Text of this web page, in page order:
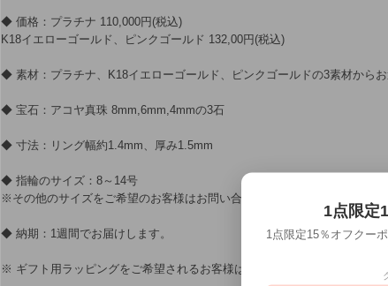
◆ 価格：プラチナ 110,000円(税込)
K18イエローゴールド、ピンクゴールド 132,00円(税込)
◆ 素材：プラチナ、K18イエローゴールド、ピンクゴールドの3素材からお
◆ 宝石：アコヤ真珠 8mm,6mm,4mmの3石
◆ 寸法：リング幅約1.4mm、厚み1.5mm
◆ 指輪のサイズ：8～14号
※その他のサイズをご希望のお客様はお問い合わせください。
◆ 納期：1週間でお届けします。
※ ギフト用ラッピングをご希望されるお客様はご購入後、連絡・通信欄よ
1点限定
1点限定15％オフクー